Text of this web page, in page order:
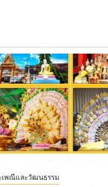
เพณีและวัฒนธรรม